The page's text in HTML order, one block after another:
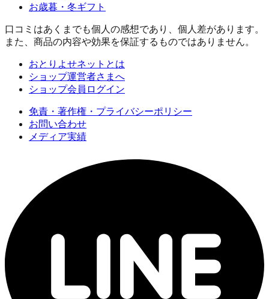
お歳暮・冬ギフト
口コミはあくまでも個人の感想であり、個人差があります。
また、商品の内容や効果を保証するものではありません。
おとりよせネットとは
ショップ運営者さまへ
ショップ会員ログイン
免責・著作権・プライバシーポリシー
お問い合わせ
メディア実績